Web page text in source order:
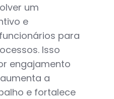
um
e
para
Isso
engajamento
a
e fortalece